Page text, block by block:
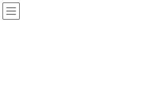
コ
ン
ナ
ビ